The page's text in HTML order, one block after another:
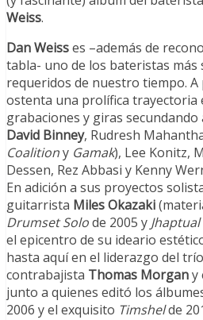
Weiss.
Dan Weisses –además de
tabla- uno de los bateristas más
requeridos de nuestro tiempo. A
ostenta una prolífica trayectoria
grabaciones y giras
David Binney, Rudresh
Coalitiony Gamak), Lee Konitz,
Dessen, Rez Abbasi y Kenny
En adición a sus proyectos
guitarrista Miles Okazaki
Drumset Solode 2005 y
el epicentro de su ideario
hasta aquí en el liderazgo del
contrabajista Thomas Morgany
junto a quienes editó los
2006 y el exquisito Timshelde